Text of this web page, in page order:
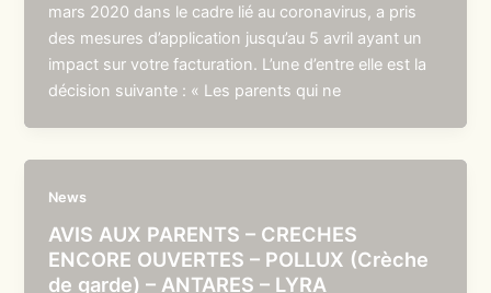
mars 2020 dans le cadre lié au coronavirus, a pris
des mesures d’application jusqu’au 5 avril ayant un
impact sur votre facturation. L’une d’entre elle est la
décision suivante : « Les parents qui ne
News
AVIS AUX PARENTS – CRECHES
ENCORE OUVERTES – POLLUX (Crèche
de garde) – ANTARES – LYRA